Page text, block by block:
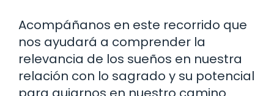
Acompáñanos en este recorrido que
nos ayudará a comprender la
relevancia de los sueños en nuestra
relación con lo sagrado y su potencial